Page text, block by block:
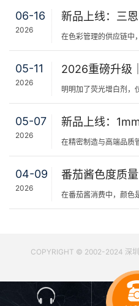
06-16
2026
05-11
2026
05-07
2026
04-09
2026
番茄酱色度质
COPYRIGHT © 2002-2024 深